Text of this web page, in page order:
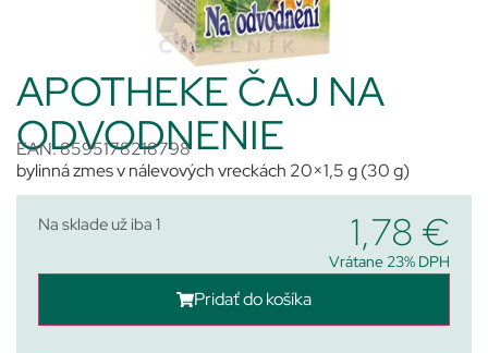
APOTHEKE ČAJ NA
ODVODNENIE
EAN: 8595178218798
bylinná zmes v nálevových vreckách 20×1,5 g (30 g)
Na sklade už iba 1 1,78 €
Vrátane 23% DPH
Pridať do košíka